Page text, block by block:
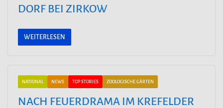
DORF BEI ZIRKOW
WEITERLESEN
NATIONAL NEWS TOP STORIES ZOOLOGISCHE GÄRTEN
NACH FEUERDRAMA IM KREFELDER